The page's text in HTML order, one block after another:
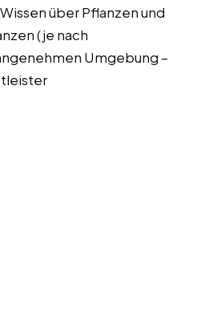
über Pflanzen und
(je nach
Umgebung –